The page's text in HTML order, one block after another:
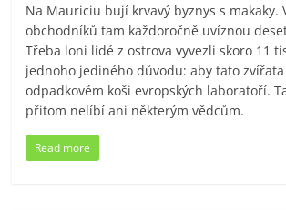
Na Mauriciu bují krvavý byznys s makaky.
obchodníků tam každoročně uvíznou
Třeba loni lidé z ostrova vyvezli skoro 11
jednoho jediného důvodu: aby tato
odpadkovém koši evropských laboratoří.
přitom nelíbí ani některým vědcům.
Read more